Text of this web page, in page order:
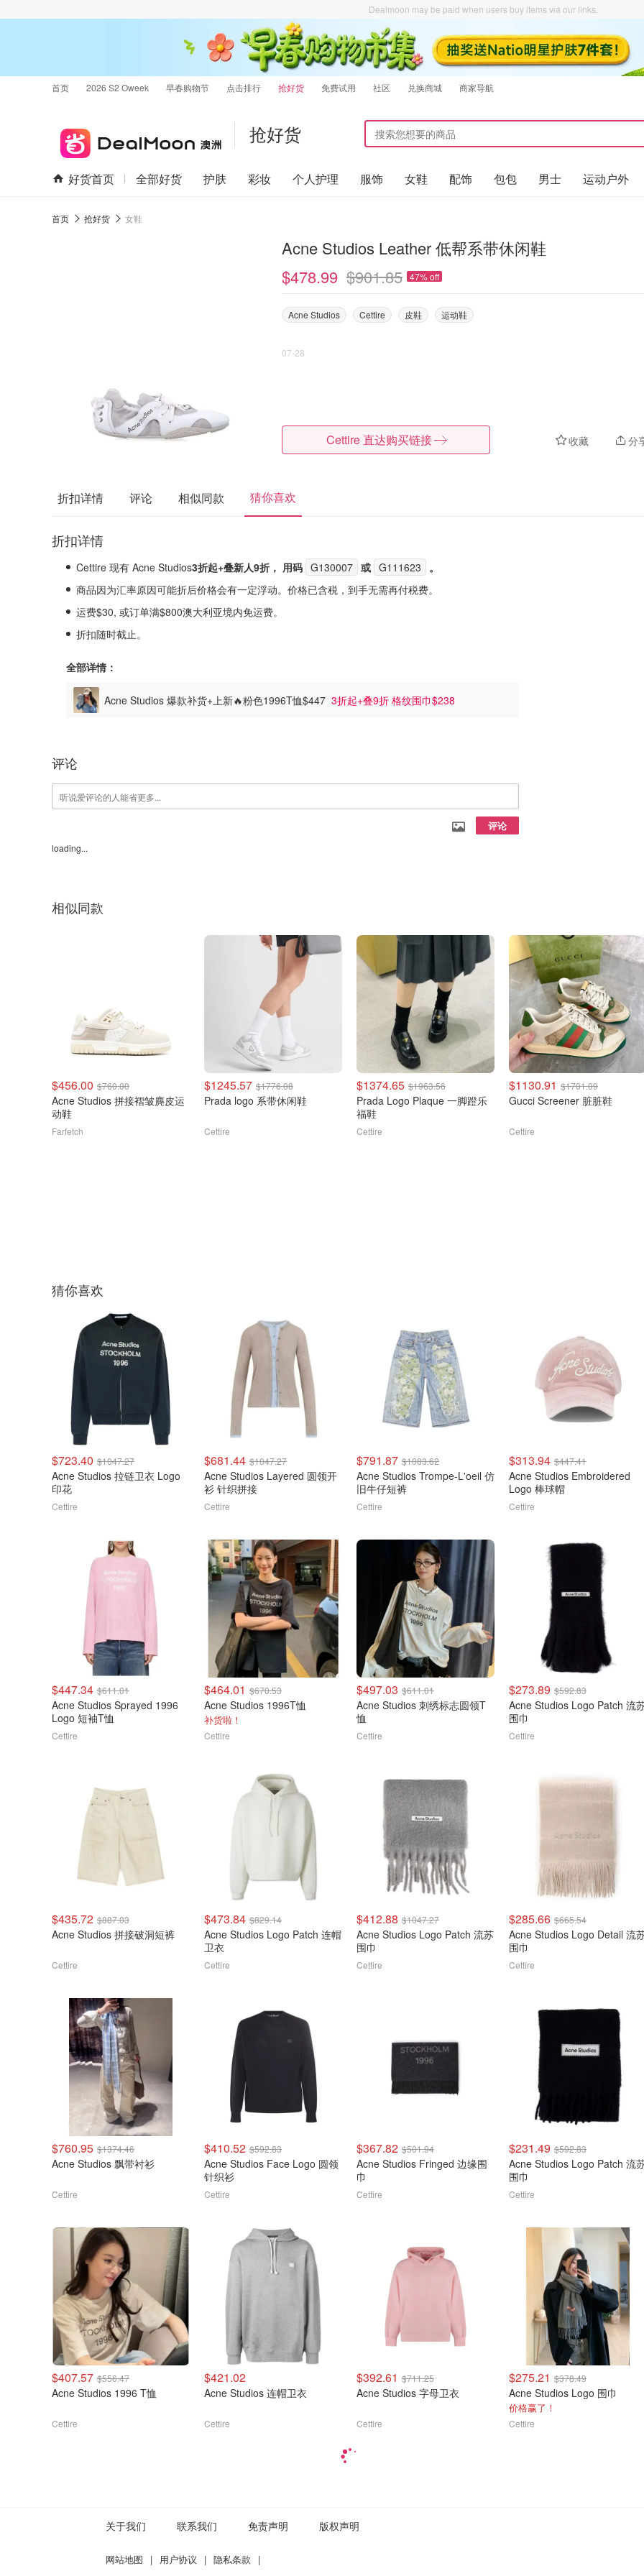
Dealmoon may be paid when users buy items via our links.
首页 2026 S2 Oweek 早春购物节 点击排行 抢好货 免费试用 社区 兑换商城 商家导航
抢好货
好货首页 全部好货 护肤 彩妆 个人护理 服饰 女鞋 配饰 包包 男士 运动户外
首页 抢好货 女鞋
Acne Studios Leather 低帮系带休闲鞋
$478.99 $901.85 47% off
Acne Studios Cettire 皮鞋 运动鞋
07-28
收藏 分
Cettire 直达购买链接
折扣详情 评论 相似同款 猜你喜欢
折扣详情
Cettire 现有 Acne Studios3折起+叠新人9折， 用码 G130007 或 G111623
。
商品因为汇率原因可能折后价格会有一定浮动。价格已含税，到手无需再付税费。
运费$30, 或订单满$800澳大利亚境内免运费。
折扣随时截止。
全部详情：
Acne Studios 爆款补货+上新🔥粉色1996T恤$447 3折起+叠9折 格纹围巾$238
评论
评论
loading...
相似同款
$456.00 $760.00
Acne Studios 拼接褶皱麂皮运
动鞋
Farfetch
$1245.57 $1776.08
Prada logo 系带休闲鞋
Cettire
$1374.65 $1963.56
Prada Logo Plaque 一脚蹬乐
福鞋
Cettire
$1130.91 $1701.09
Gucci Screener 脏脏鞋
Cettire
猜你喜欢
$723.40 $1047.27
Acne Studios 拉链卫衣 Logo
印花
Cettire
$681.44 $1047.27
Acne Studios Layered 圆领开
衫 针织拼接
Cettire
$791.87 $1083.62
Acne Studios Trompe-L'oeil 仿
旧牛仔短裤
Cettire
$313.94 $447.41
Acne Studios Embroidered
Logo 棒球帽
Cettire
$447.34 $611.01
Acne Studios Sprayed 1996
Logo 短袖T恤
Cettire
$464.01 $670.53
Acne Studios 1996T恤
补货啦！
Cettire
$497.03 $611.01
Acne Studios 刺绣标志圆领T
恤
Cettire
$273.89 $592.83
Acne Studios Logo Patch 流
围巾
Cettire
$435.72 $887.03
Acne Studios 拼接破洞短裤
Cettire
$473.84 $829.14
Acne Studios Logo Patch 连帽
卫衣
Cettire
$412.88 $1047.27
Acne Studios Logo Patch 流苏
围巾
Cettire
$285.66 $665.54
Acne Studios Logo Detail 流
围巾
Cettire
$760.95 $1374.46
Acne Studios 飘带衬衫
Cettire
$410.52 $592.83
Acne Studios Face Logo 圆领
针织衫
Cettire
$367.82 $501.94
Acne Studios Fringed 边缘围
巾
Cettire
$231.49 $592.83
Acne Studios Logo Patch 流
围巾
Cettire
$407.57 $556.47
Acne Studios 1996 T恤
Cettire
$421.02
Acne Studios 连帽卫衣
Cettire
$392.61 $711.25
Acne Studios 字母卫衣
Cettire
$275.21 $378.49
Acne Studios Logo 围巾
价格赢了！
Cettire
关于我们 联系我们 免责声明 版权声明
网站地图 | 用户协议 | 隐私条款 |